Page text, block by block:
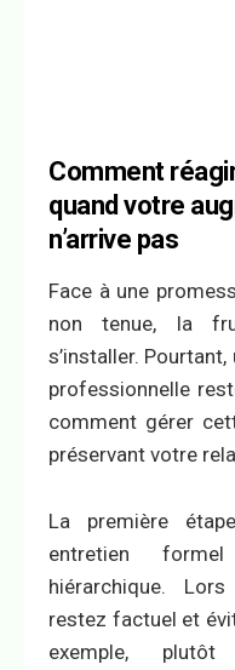
Comment
quand votre
n’arrive pas
Face à une
non tenue, la
s’installer.
professionnelle
comment gérer
préservant votre
La première
entretien
hiérarchique.
restez factuel et
exemple,